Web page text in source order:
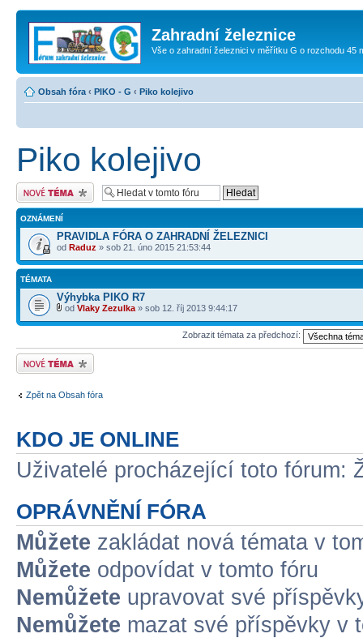
Zahradní železnice
Vše o zahradní železnici v měřítku G o rozchodu 45
Obsah fóra ‹ PIKO - G ‹ Piko kolejivo
Piko kolejivo
Odeslat nové téma
OZNÁMENÍ
PRAVIDLA FÓRA O ZAHRADNÍ ŽELEZNICI
od Raduz » sob 21. úno 2015 21:53:44
TÉMATA
Výhybka PIKO R7
od Vlaky Zezulka » sob 12. říj 2013 9:44:17
Zobrazit témata za předchozí:
Odeslat nové téma
Zpět na Obsah fóra
KDO JE ONLINE
Uživatelé procházející toto fórum:
OPRÁVNĚNÍ FÓRA
Můžete zakládat nová témata v
Můžete odpovídat v tomto fóru
Nemůžete upravovat své
Nemůžete mazat své příspěvky v